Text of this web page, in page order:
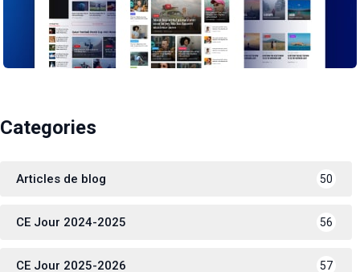
Categories
Articles de blog 50
CE Jour 2024-2025 56
CE Jour 2025-2026 57